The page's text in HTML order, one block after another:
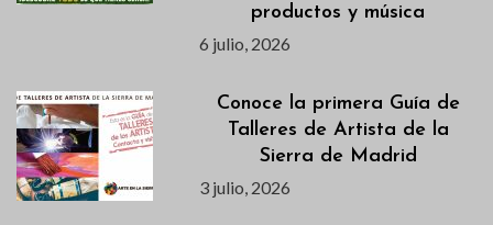
productos y música
6 julio, 2026
Conoce la primera Guía de
Talleres de Artista de la
Sierra de Madrid
3 julio, 2026